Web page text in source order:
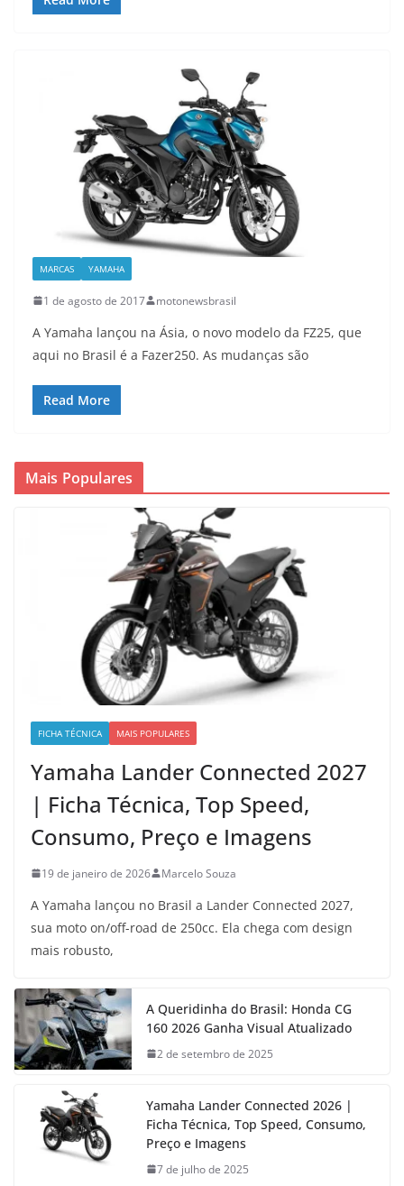
MARCAS YAMAHA
1 de agosto de 2017 motonewsbrasil
A Yamaha lançou na Ásia, o novo modelo da FZ25, que
aqui no Brasil é a Fazer250. As mudanças são
Read More
Mais Populares
FICHA TÉCNICA MAIS POPULARES
Yamaha Lander Connected 2027
| Ficha Técnica, Top Speed,
Consumo, Preço e Imagens
19 de janeiro de 2026 Marcelo Souza
A Yamaha lançou no Brasil a Lander Connected 2027,
sua moto on/off-road de 250cc. Ela chega com design
mais robusto,
A Queridinha do Brasil: Honda CG
160 2026 Ganha Visual Atualizado
2 de setembro de 2025
Yamaha Lander Connected 2026 |
Ficha Técnica, Top Speed, Consumo,
Preço e Imagens
7 de julho de 2025